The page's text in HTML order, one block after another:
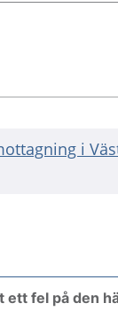
i
ett fel på den